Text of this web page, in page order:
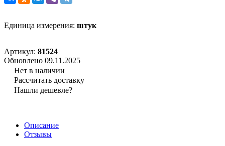
Единица измерения: штук
Артикул: 81524
Обновлено 09.11.2025
Нет в наличии
Рассчитать доставку
Нашли дешевле?
Описание
Отзывы